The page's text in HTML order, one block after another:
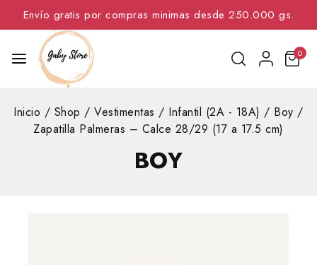
Envío gratis por compras minimas desde 250.000 gs.
0
Inicio / Shop / Vestimentas / Infantil (2A - 18A) / Boy /
Zapatilla Palmeras – Calce 28/29 (17 a 17.5 cm)
BOY